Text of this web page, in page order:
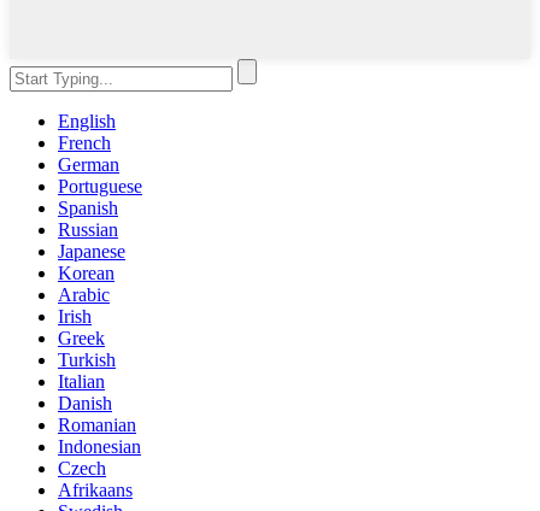
English
French
German
Portuguese
Spanish
Russian
Japanese
Korean
Arabic
Irish
Greek
Turkish
Italian
Danish
Romanian
Indonesian
Czech
Afrikaans